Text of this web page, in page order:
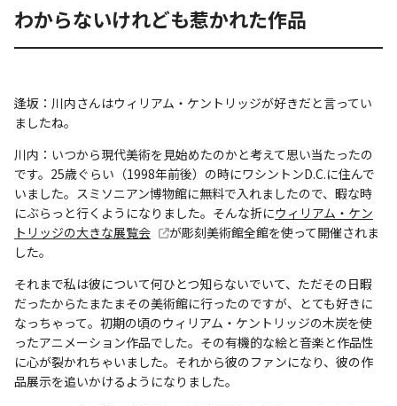
わからないけれども惹かれた作品
逢坂：川内さんはウィリアム・ケントリッジが好きだと言ってい
ましたね。
川内：いつから現代美術を見始めたのかと考えて思い当たったの
です。25歳ぐらい（1998年前後）の時にワシントンD.C.に住んで
いました。スミソニアン博物館に無料で入れましたので、暇な時
にぶらっと行くようになりました。そんな折にウィリアム・ケン
トリッジの大きな展覧会
が彫刻美術館全館を使って開催されま
した。
それまで私は彼について何ひとつ知らないでいて、ただその日暇
だったからたまたまその美術館に行ったのですが、とても好きに
なっちゃって。初期の頃のウィリアム・ケントリッジの木炭を使
ったアニメーション作品でした。その有機的な絵と音楽と作品性
に心が裂かれちゃいました。それから彼のファンになり、彼の作
品展示を追いかけるようになりました。